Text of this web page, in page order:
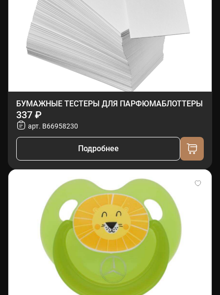
БУМАЖНЫЕ ТЕСТЕРЫ ДЛЯ ПАРФЮМАБЛОТТЕРЫ
337 ₽
арт. B66958230
Подробнее